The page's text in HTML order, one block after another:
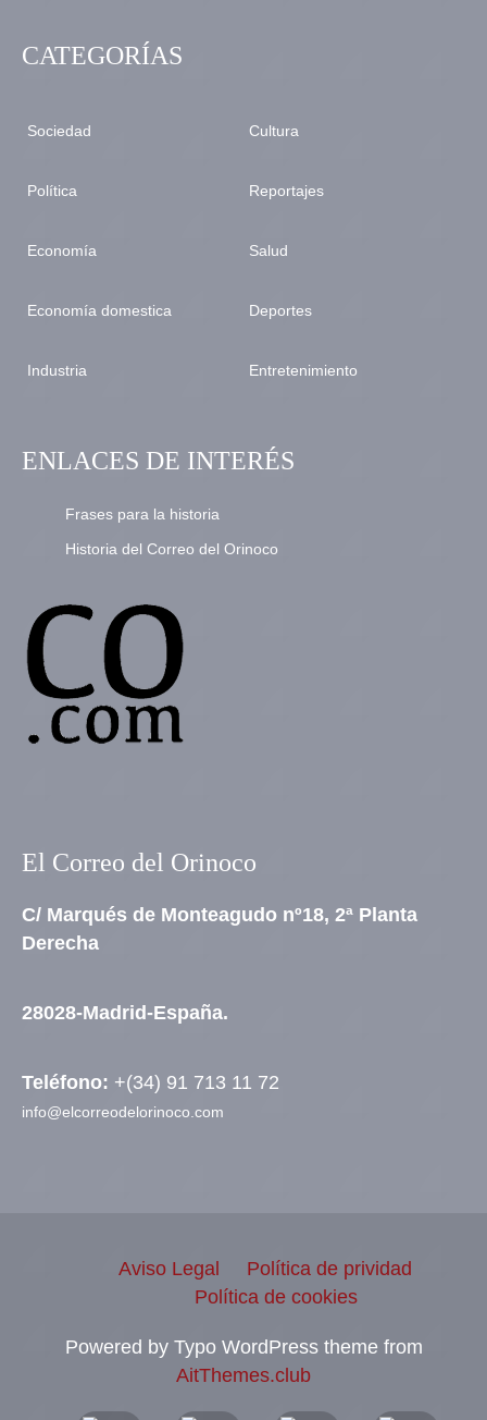
CATEGORÍAS
Sociedad
Política
Economía
Economía domestica
Industria
Cultura
Reportajes
Salud
Deportes
Entretenimiento
ENLACES DE INTERÉS
Frases para la historia
Historia del Correo del Orinoco
El Correo del Orinoco
C/ Marqués de Monteagudo nº18, 2ª Planta
Derecha
28028-Madrid-España.
Teléfono: +(34) 91 713 11 72
info@elcorreodelorinoco.com
Aviso Legal
Política de prividad
Política de cookies
Powered by Typo WordPress theme from
AitThemes.club